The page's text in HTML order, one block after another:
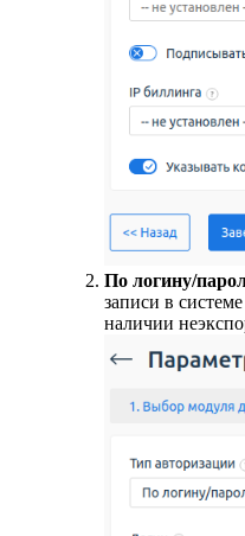
По логину/
записи в
наличии